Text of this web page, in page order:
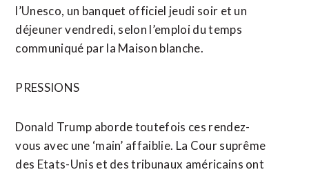
l’Unesco, un banquet officiel jeudi soir et un
déjeuner vendredi, selon l’emploi du temps
communiqué par la Maison blanche.
PRESSIONS
Donald Trump aborde toutefois ces rendez-
vous avec une ‘main’ affaiblie. La Cour suprême
des Etats-Unis et des tribunaux américains ont